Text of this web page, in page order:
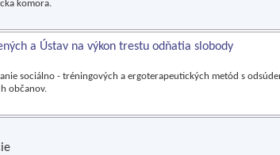
komora.
a Ústav na výkon trestu odňatia slobody
sociálno - tréningových a ergoterapeutických metód s
občanov.